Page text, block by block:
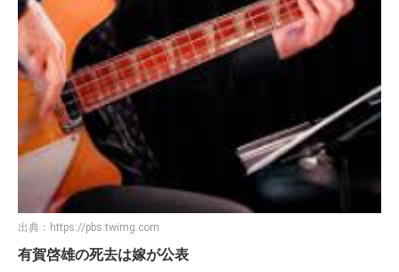
出典： https://pbs.twimg.com
有賀啓雄の死去は嫁が公表